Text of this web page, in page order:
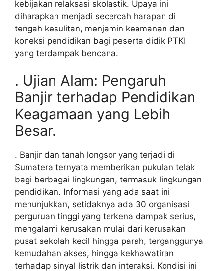
kebijakan relaksasi skolastik. Upaya ini
diharapkan menjadi secercah harapan di
tengah kesulitan, menjamin keamanan dan
koneksi pendidikan bagi peserta didik PTKI
yang terdampak bencana.
. Ujian Alam: Pengaruh
Banjir terhadap Pendidikan
Keagamaan yang Lebih
Besar.
. Banjir dan tanah longsor yang terjadi di
Sumatera ternyata memberikan pukulan telak
bagi berbagai lingkungan, termasuk lingkungan
pendidikan. Informasi yang ada saat ini
menunjukkan, setidaknya ada 30 organisasi
perguruan tinggi yang terkena dampak serius,
mengalami kerusakan mulai dari kerusakan
pusat sekolah kecil hingga parah, terganggunya
kemudahan akses, hingga kekhawatiran
terhadap sinyal listrik dan interaksi. Kondisi ini